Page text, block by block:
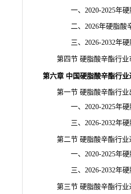
一、2020-2025年硬脂
二、2026年硬脂酸辛
三、2026-2032年硬
第四节 硬脂酸辛酯行业
第六章 中国硬脂酸辛酯行
第一节 硬脂酸辛酯行业
一、2020-2025年硬脂
三、2026-2032年硬脂
第二节 硬脂酸辛酯行业
一、2020-2025年硬脂
三、2026-2032年硬脂
第三节 硬脂酸辛酯行业